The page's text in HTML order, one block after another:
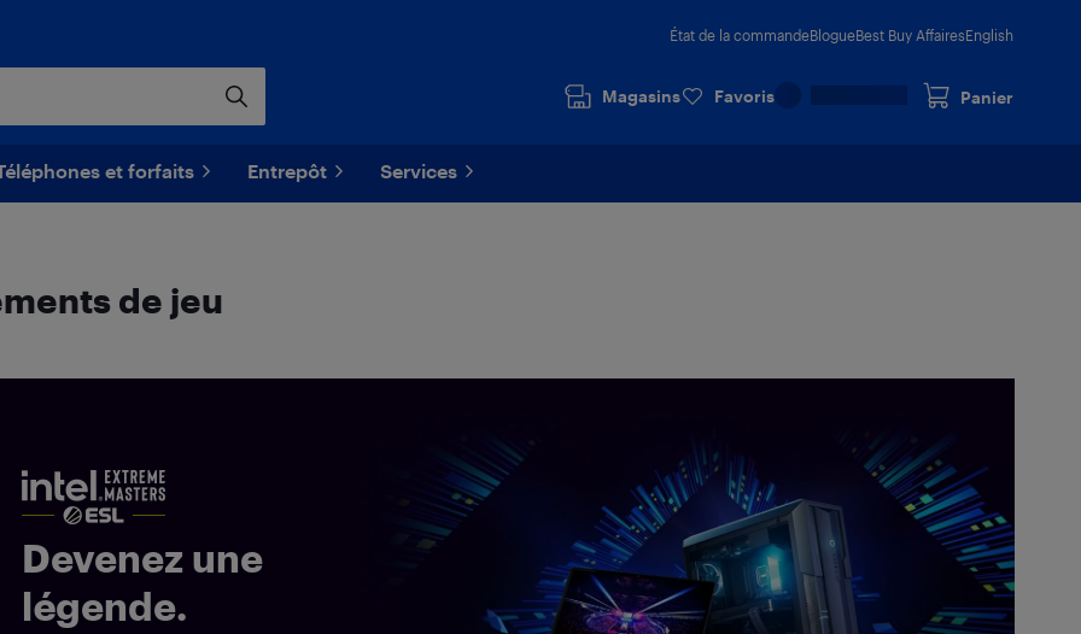
État de la commandeBlogueBest Buy AffairesEnglish
Magasins Favoris Panier
et forfaits Entrepôt Services
de jeu
Intel Extreme Masters ESL
Devenez une
légende.